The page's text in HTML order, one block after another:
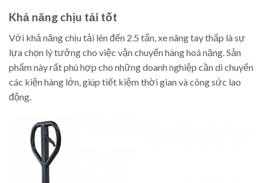
Khả năng chịu tải tốt
Với khả năng chịu tải lên đến 2.5 tấn, xe nâng tay thấp là sự
lựa chọn lý tưởng cho việc vận chuyển hàng hoá nặng. Sản
phẩm này rất phù hợp cho những doanh nghiệp cần di chuyển
các kiện hàng lớn, giúp tiết kiệm thời gian và công sức lao
động.